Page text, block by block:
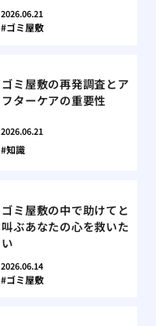
2026.06.21
ゴミ屋敷
ゴミ屋敷の再発調査とア
フターケアの重要性
2026.06.21
知識
ゴミ屋敷の中で助けてと
叫ぶあなたの心を救いた
い
2026.06.14
ゴミ屋敷